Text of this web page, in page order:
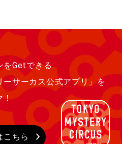
をGetできる
ーサーカス公式アプリ」を
！
こちら